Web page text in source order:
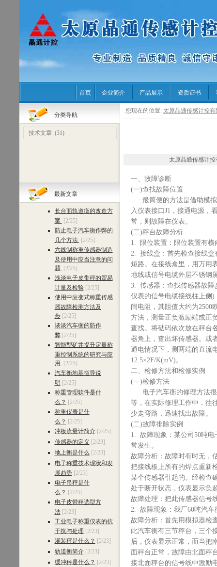
首页 企业简介 产品展示 资质证书
分类导航
技术文章(31)
最新文章
长台面轨道衡的改造方
案
[2/25]
防止电子汽车衡作弊的
几个方法 [2/25]
六线制称重传感器制造
及使用中应当注意的问
题
[2/25]
浅谈电子皮带秤的贸易
计量及检验 [2/25]
使用中应变式称重传感
器故障检测方法及
步 [2/25]
谈谈汽车衡的防作
弊 [2/25]
智能型矿井提升定量称
重控制系统的研究与应
用
[2/25]
汽车衡地基指导说
明 [2/25]
称重管理软件是什
么？ [2/25]
称重仪表是什
么？ [2/25]
冲板流量计简介 [2/25]
传感器的定义 [2/23]
地上衡是什么 [2/23]
电子称重技术现状和发
展趋势 [2/23]
电子吊秤是什
么？ [2/23]
电子皮带秤选型方
法 [2/23]
工业电子称重仪表的抗
干扰与处理 [2/23]
灌装秤是什么？ [2/23]
轨道衡简介 [2/23]
缓冲秤是什么？ [2/23]
您现在的位置: 太原晶通传感计控有
太原晶通传感计控
一、故障诊断
(一)查找故障位置
最简便的方法是借助模拟
入仪表接口J1，接通电源，
常，则故障在仪表。
(二)秤台故障分析
1. 限位装置：限位装置有横
2. 接线盒：首先检查接线盒
短路。在接线盒里，用万用
地线或信号电缆外层不锈钢
3. 传感器：查找传感器故障
仪表的信号电缆接线柱上侧
间电阻，其阻值大约为2500
方法，测量正负激励端或正
查找。将砝码依次放在秤台
器角上，查出坏传感器。或
通电情况下，测两端的直流
12.5×2F/K(mV)。
二、检修方法和检修实例
(一)检修方法
电子汽车衡的修理方法很
等，在实际修理工作中，往
少走弯路，迅速找出故障。
(二)故障排除实例
1. 故障现象：某公司50吨
常发生。
故障分析：故障时有时无，
把接线板上所有的焊点重新
某个传感器引起的。经检查
处于断开状态，仪表显示负
故障处理：把此传感器信号
2. 故障现象：我厂60吨汽车
故障分析：首先用模拟器检
此汽车衡有三节秤台，三个
后，仪表显示正常，而当把
面秤台正常，故障由北面秤
接北面秤台的信号线中激励